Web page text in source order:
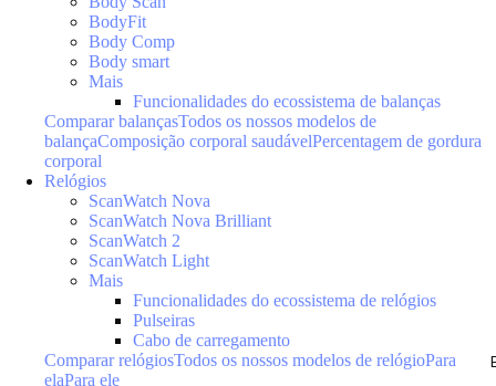
BodyFit
Body Comp
Body smart
Mais
Funcionalidades do ecossistema de balanças
Comparar balançasTodos os nossos modelos de
balançaComposição corporal saudávelPercentagem de gordura
corporal
Relógios
ScanWatch Nova
ScanWatch Nova Brilliant
ScanWatch 2
ScanWatch Light
Mais
Funcionalidades do ecossistema de relógios
Pulseiras
Cabo de carregamento
Comparar relógiosTodos os nossos modelos de relógioPara
elaPara ele